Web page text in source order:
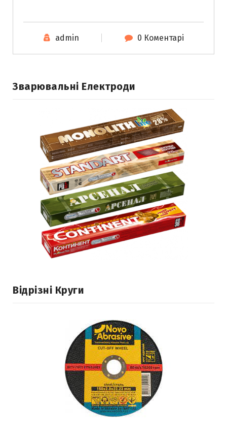
admin 0 Коментарі
Зварювальні Електроди
Відрізні Круги